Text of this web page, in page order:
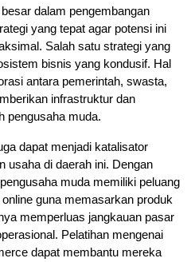
dalam pengembangan
yang tepat agar potensi ini
Salah satu strategi yang
bisnis yang kondusif. Hal
antara pemerintah, swasta,
infrastruktur dan
pengusaha muda.
dapat menjadi katalisator
usaha di daerah ini. Dengan
muda memiliki peluang
guna memasarkan produk
memperluas jangkauan pasar
Pelatihan mengenai
dapat membantu mereka